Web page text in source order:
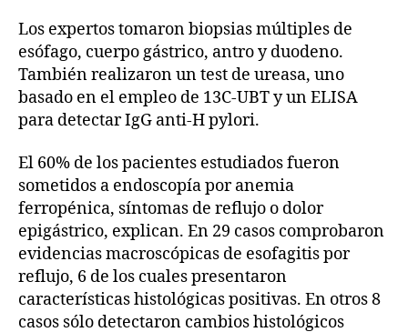
Los expertos tomaron biopsias múltiples de
esófago, cuerpo gástrico, antro y duodeno.
También realizaron un test de ureasa, uno
basado en el empleo de 13C-UBT y un ELISA
para detectar IgG anti-H pylori.
El 60% de los pacientes estudiados fueron
sometidos a endoscopía por anemia
ferropénica, síntomas de reflujo o dolor
epigástrico, explican. En 29 casos comprobaron
evidencias macroscópicas de esofagitis por
reflujo, 6 de los cuales presentaron
características histológicas positivas. En otros 8
casos sólo detectaron cambios histológicos